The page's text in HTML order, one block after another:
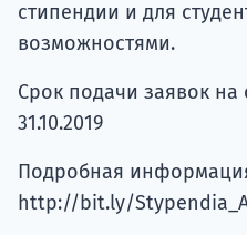
стипендии и для
возможностями.
Срок подачи заявок на
31.10.2019
Подробная
http://bit.ly/